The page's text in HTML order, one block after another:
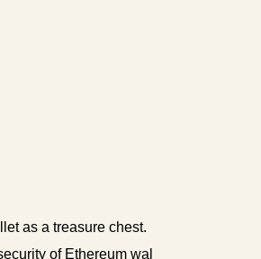
as a treasure chest.
of Ethereum wal